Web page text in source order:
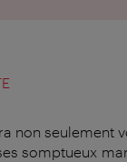
non seulement
somptueux